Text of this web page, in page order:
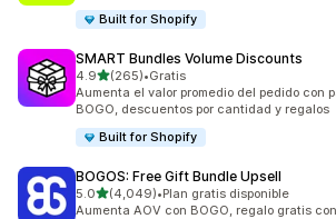
Built for Shopify
SMART Bundles Volume Discounts
4.9de 5 estrellas
(265)
265 reseñas en total
•Gratis
Aumenta el valor promedio del pedido con
BOGO, descuentos por cantidad y regalos
Built for Shopify
BOGOS: Free Gift Bundle Upsell
5.0de 5 estrellas
(4,049)
4049 reseñas en total
•Plan gratis disponible
Aumenta AOV con BOGO, regalo gratis